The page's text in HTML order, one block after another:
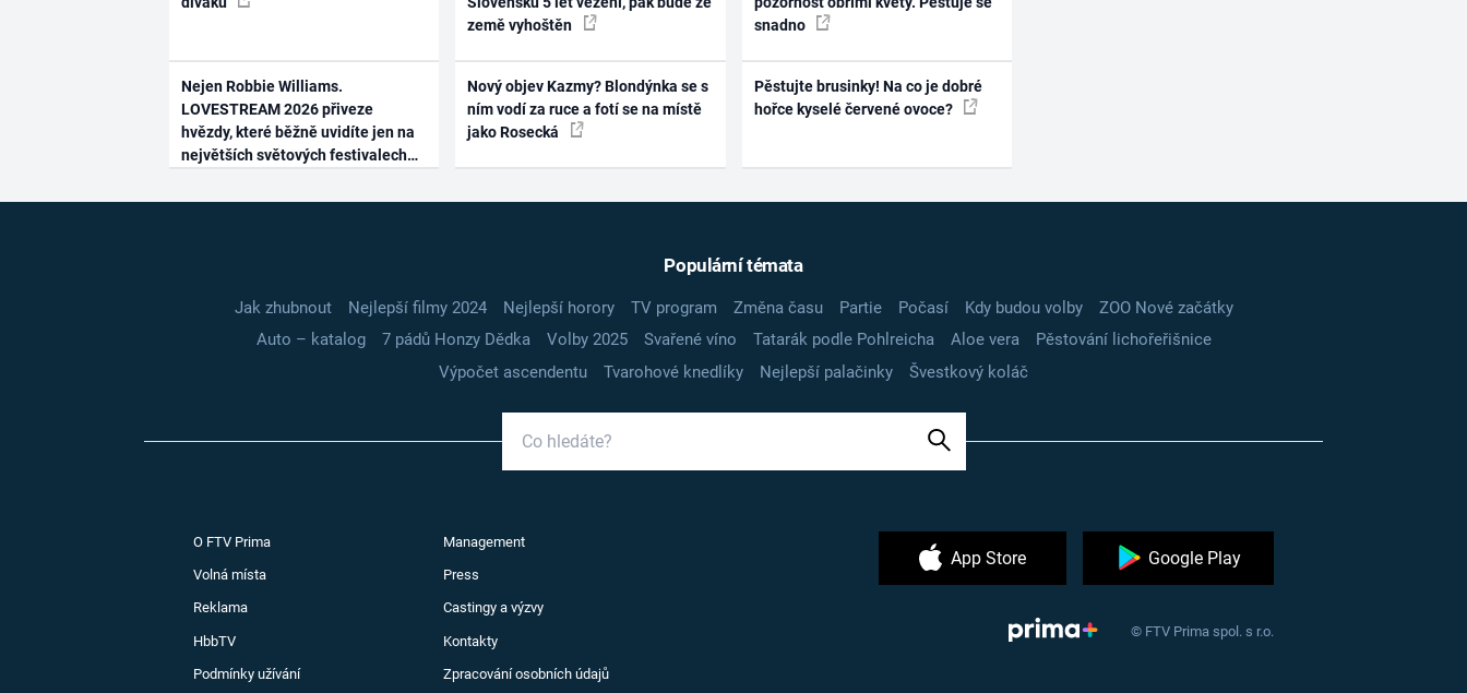
Nejen Robbie Williams.
LOVESTREAM 2026 přiveze
hvězdy, které běžně uvidíte jen na
největších světových festivalech
země vyhoštěn
Nový objev Kazmy? Blondýnka se s
ním vodí za ruce a fotí se na místě
jako Rosecká
snadno
Pěstujte brusinky! Na co je dobré
hořce kyselé červené ovoce?
Populární témata
Jak zhubnout Nejlepší filmy 2024 Nejlepší horory TV program Změna času Partie Počasí Kdy budou volby
ZOO Nové začátky
Auto – katalog
7 pádů Honzy Dědka Volby 2025 Svařené víno Tatarák podle Pohlreicha Aloe vera
Pěstování lichořeřišnice
Výpočet ascendentu
Tvarohové knedlíky Nejlepší palačinky Švestkový koláč
O FTV Prima Management
Volná místa Press
Reklama Castingy a výzvy
HbbTV Kontakty
Podmínky užívání Zpracování osobních údajů
App Store Google Play
© FTV Prima spol. s r.o.